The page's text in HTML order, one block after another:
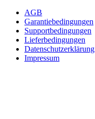
AGB
Garantiebedingungen
Supportbedingungen
Lieferbedingungen
Datenschutzerklärung
Impressum